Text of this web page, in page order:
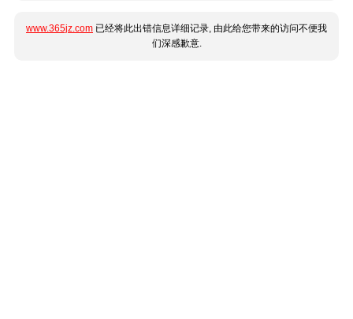
www.365jz.com 已经将此出错信息详细记录, 由此给您带来的访问不便我
们深感歉意.